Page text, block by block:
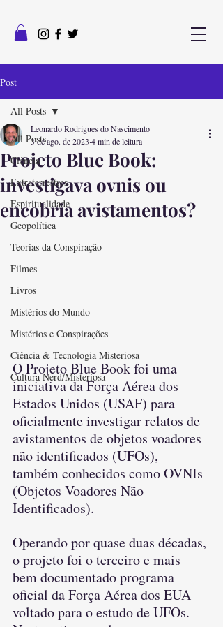
Post
All Posts
Ciência
Extraterrestres
Espiritualidade
Geopolítica
Teorias da Conspiração
Filmes
Livros
Mistérios do Mundo
Mistérios e Conspirações
Ciência & Tecnologia Misteriosa
Cultura Nerd/Misteriosa
All Posts
Projeto Blue Book:
investigava ovnis ou
encobria avistamentos?
Leonardo Rodrigues do Nascimento
3 de ago. de 2023 4 min de leitura
O Projeto Blue Book foi uma
iniciativa da Força Aérea dos
Estados Unidos (USAF) para
oficialmente investigar relatos de
avistamentos de objetos voadores
não identificados (UFOs),
também conhecidos como OVNIs
(Objetos Voadores Não
Identificados).
Operando por quase duas décadas,
o projeto foi o terceiro e mais
bem documentado programa
oficial da Força Aérea dos EUA
voltado para o estudo de UFOs.